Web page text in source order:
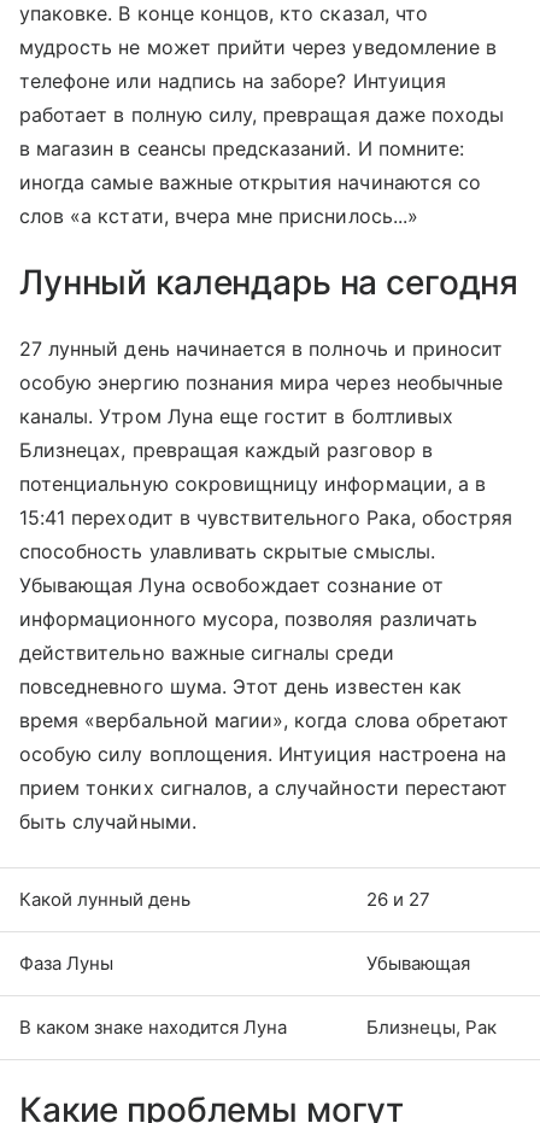
упаковке. В конце концов, кто сказал, что
мудрость не может прийти через уведомление в
телефоне или надпись на заборе? Интуиция
работает в полную силу, превращая даже походы
в магазин в сеансы предсказаний. И помните:
иногда самые важные открытия начинаются со
слов «а кстати, вчера мне приснилось...»
Лунный календарь на сегодня
27 лунный день начинается в полночь и приносит
особую энергию познания мира через необычные
каналы. Утром Луна еще гостит в болтливых
Близнецах, превращая каждый разговор в
потенциальную сокровищницу информации, а в
15:41 переходит в чувствительного Рака, обостряя
способность улавливать скрытые смыслы.
Убывающая Луна освобождает сознание от
информационного мусора, позволяя различать
действительно важные сигналы среди
повседневного шума. Этот день известен как
время «вербальной магии», когда слова обретают
особую силу воплощения. Интуиция настроена на
прием тонких сигналов, а случайности перестают
быть случайными.
Какой лунный день 26 и 27
Фаза Луны Убывающая
В каком знаке находится Луна Близнецы, Рак
Какие проблемы могут